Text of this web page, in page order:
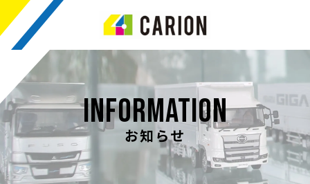
INFORMATION
お知らせ